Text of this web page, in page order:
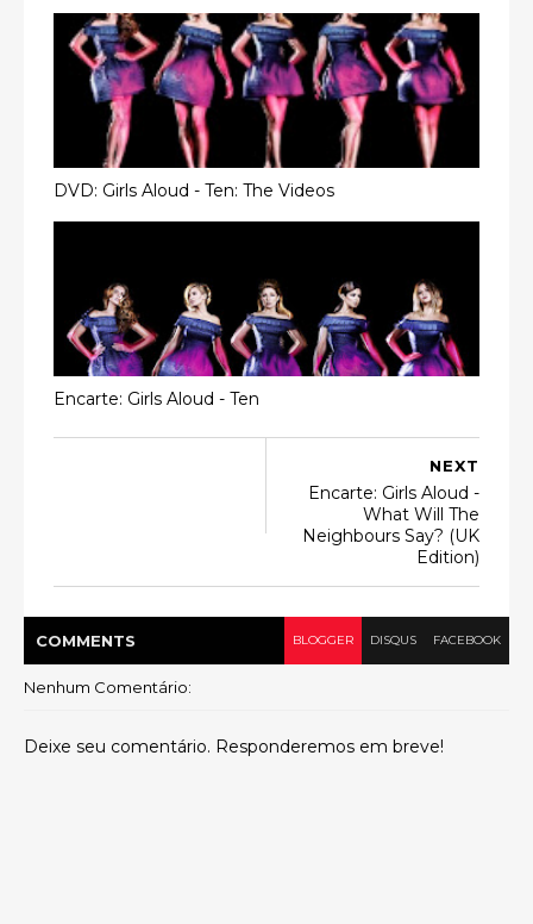
DVD: Girls Aloud - Ten: The Videos
Encarte: Girls Aloud - Ten
NEXT
Encarte: Girls Aloud -
What Will The
Neighbours Say? (UK
Edition)
COMMENTS BLOGGER DISQUS FACEBOOK
Nenhum Comentário:
Deixe seu comentário. Responderemos em breve!